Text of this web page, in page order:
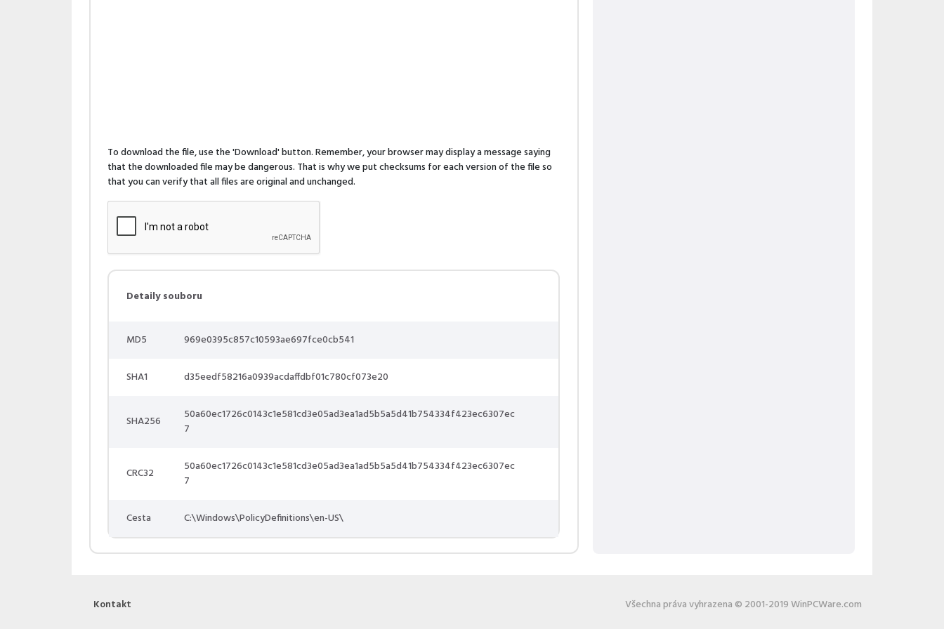
To download the file, use the 'Download' button. Remember, your browser may display a message saying
that the downloaded file may be dangerous. That is why we put checksums for each version of the file so
that you can verify that all files are original and unchanged.
Detaily souboru
MD5 969e0395c857c10593ae697fce0cb541
SHA1 d35eedf58216a0939acdaffdbf01c780cf073e20
SHA256
50a60ec1726c0143c1e581cd3e05ad3ea1ad5b5a5d41b754334f423ec6307ec
7
CRC32
50a60ec1726c0143c1e581cd3e05ad3ea1ad5b5a5d41b754334f423ec6307ec
7
Cesta C:\Windows\PolicyDefinitions\en-US\
Kontakt Všechna práva vyhrazena © 2001-2019 WinPCWare.com